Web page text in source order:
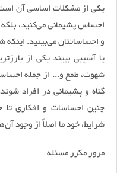
یکی از مشکلات اساسی آن است
احساس پشیمانی می‌کنید،
و احساساتتان می‌بینید.
یا آسیبی ببیند یکی از
شهوت، طمع و... از جمله
گناه و پشیمانی در افراد
چنین احساسات و افکاری
شرایط، خود ما اصلاً از وجود
مرور مکرر مسئله